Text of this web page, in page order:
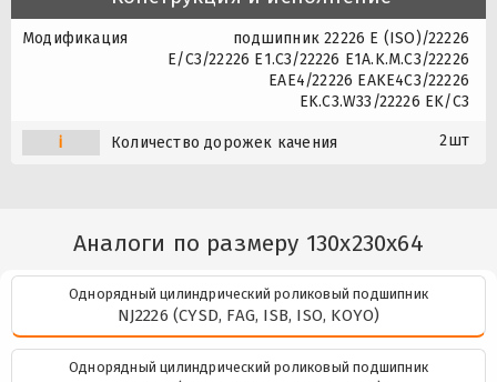
Модификация
подшипник 22226 E (ISO)/22226
E/C3/22226 E1.C3/22226 E1A.K.M.C3/22226
EAE4/22226 EAKE4C3/22226
EK.C3.W33/22226 EK/C3
i Количество дорожек качения 2шт
Аналоги по размеру 130x230x64
Однорядный цилиндрический роликовый подшипник
NJ2226 (CYSD, FAG, ISB, ISO, KOYO)
Однорядный цилиндрический роликовый подшипник